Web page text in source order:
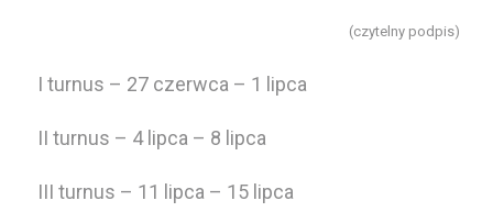
(czytelny podpis)
I turnus – 27 czerwca – 1 lipca
II turnus – 4 lipca – 8 lipca
III turnus – 11 lipca – 15 lipca